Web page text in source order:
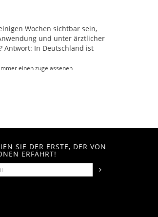
Wochen sichtbar sein,
und unter ärztlicher
Antwort: In Deutschland ist
einen zugelassenen
SIE DER ERSTE, DER VON
ERFÄHRT!